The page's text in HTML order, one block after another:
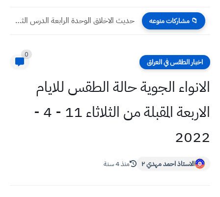
📁 مشاركات منوعه حديث الاخلاق الوحدة الرابعة الدرس الثالث التربية الإسلامية الثاني المتوسط
اخبار الطقس في العراق
0
الانواء الجوية حالة الطقس للايام
الاربعة المقبلة من الثلاثاء 11 - 4 -
2022
الاستاذ احمد مهدي ٢ منذ 4 سنة